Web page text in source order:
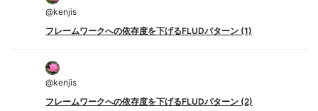
@kenjis
フレームワークへの依存度を下げるFLUDパターン (1)
@kenjis
フレームワークへの依存度を下げるFLUDパターン (2)